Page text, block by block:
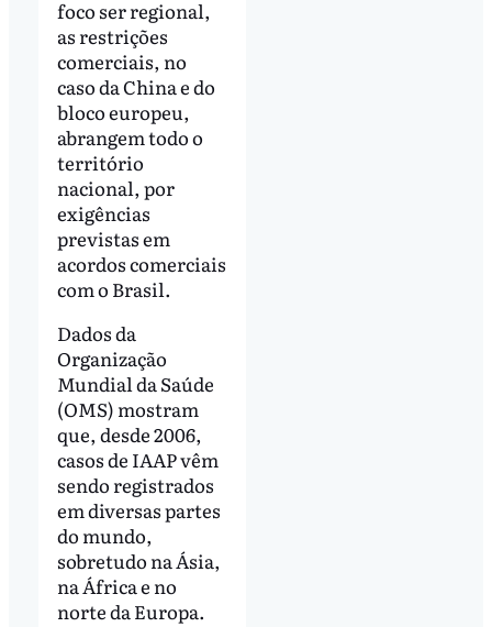
foco ser regional,
as restrições
comerciais, no
caso da China e do
bloco europeu,
abrangem todo o
território
nacional, por
exigências
previstas em
acordos comerciais
com o Brasil.
Dados da
Organização
Mundial da Saúde
(OMS) mostram
que, desde 2006,
casos de IAAP vêm
sendo registrados
em diversas partes
do mundo,
sobretudo na Ásia,
na África e no
norte da Europa.